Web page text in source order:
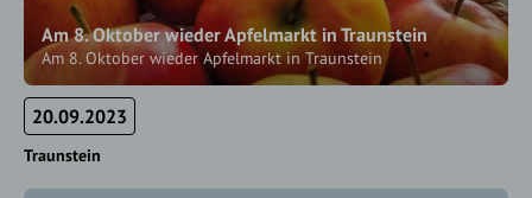
Am 8. Oktober wieder Apfelmarkt in Traunstein
Am 8. Oktober wieder Apfelmarkt in Traunstein
20.09.2023
Traunstein